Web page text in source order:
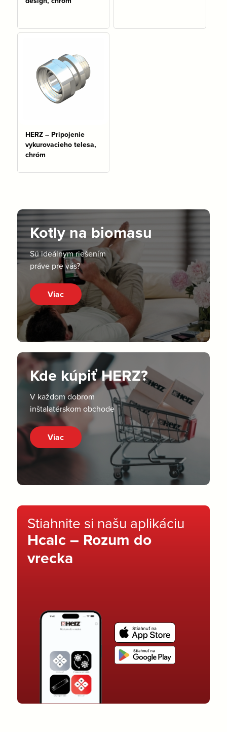
HERZ – Pripojenie
vykurovacieho telesa,
chróm
Kotly na biomasu
Sú ideálnym riešením
práve pre vás?
Viac
Kde kúpiť HERZ?
V každom dobrom
inštalatérskom obchode
Viac
Stiahnite si našu aplikáciu
Hcalc – Rozum do
vrecka